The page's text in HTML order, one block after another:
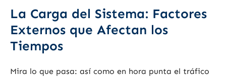
La Carga del Sistema: Factores
Externos que Afectan los
Tiempos
Mira lo que pasa: así como en hora punta el tráfico